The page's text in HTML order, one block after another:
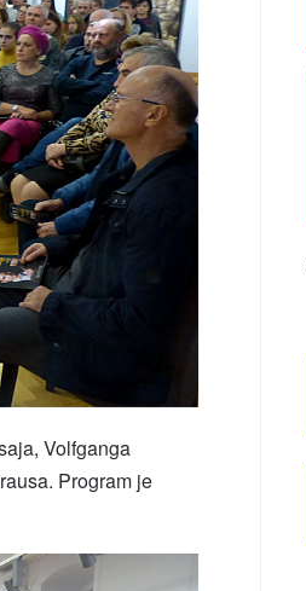
Volfganga
Program je